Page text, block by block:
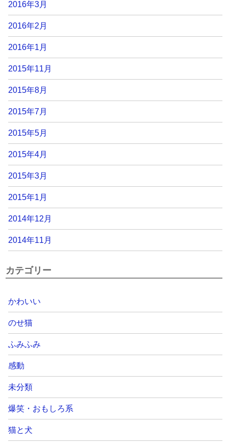
2016年3月
2016年2月
2016年1月
2015年11月
2015年8月
2015年7月
2015年5月
2015年4月
2015年3月
2015年1月
2014年12月
2014年11月
カテゴリー
かわいい
のせ猫
ふみふみ
感動
未分類
爆笑・おもしろ系
猫と犬